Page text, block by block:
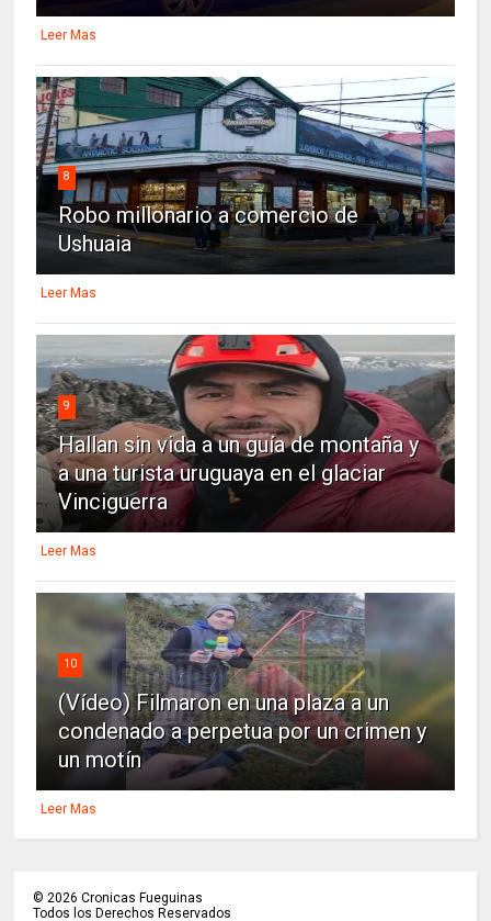
Leer Mas
8
Robo millonario a comercio de
Ushuaia
Leer Mas
9
Hallan sin vida a un guía de montaña y
a una turista uruguaya en el glaciar
Vinciguerra
Leer Mas
10
(Vídeo) Filmaron en una plaza a un
condenado a perpetua por un crimen y
un motín
Leer Mas
© 2026 Cronicas Fueguinas
Todos los Derechos Reservados